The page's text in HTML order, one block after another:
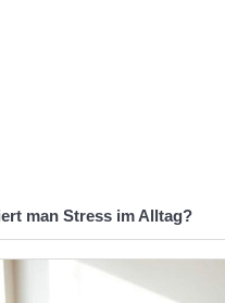
man Stress im Alltag?